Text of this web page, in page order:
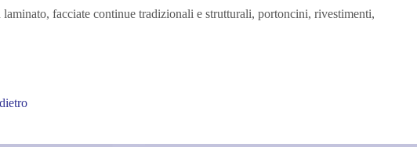
facciate continue tradizionali e strutturali, portoncini, rivestimenti,